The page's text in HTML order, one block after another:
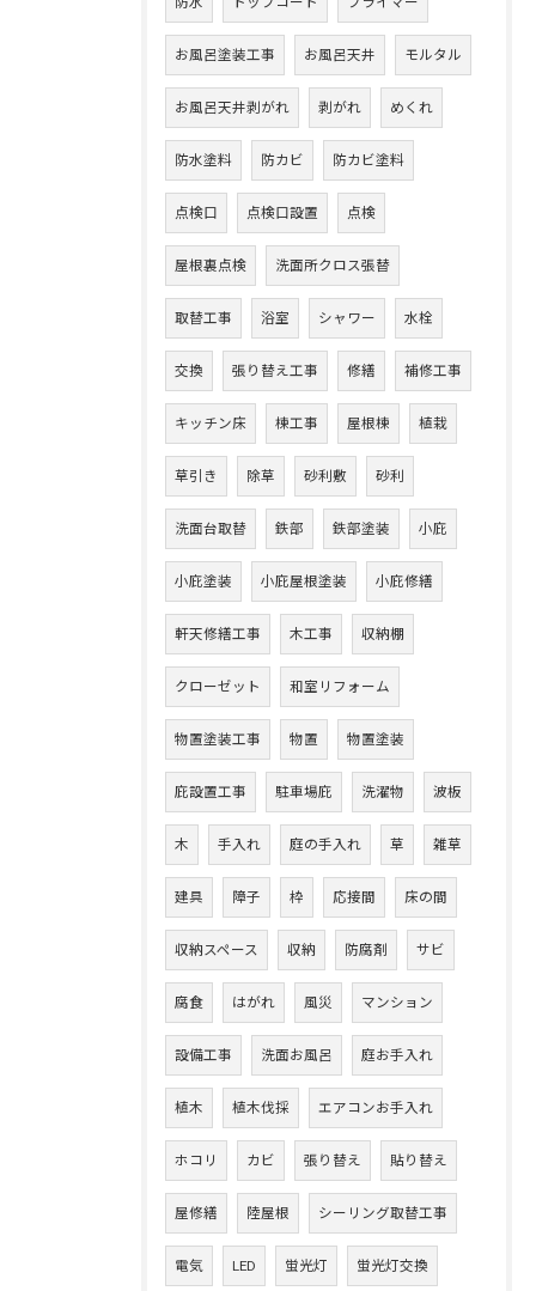
お風呂塗装工事 お風呂天井 モルタル
お風呂天井剥がれ 剥がれ めくれ
防水塗料 防カビ 防カビ塗料
点検口 点検口設置 点検
屋根裏点検 洗面所クロス張替
取替工事 浴室 シャワー 水栓
交換 張り替え工事 修繕 補修工事
キッチン床 棟工事 屋根棟 植栽
草引き 除草 砂利敷 砂利
洗面台取替 鉄部 鉄部塗装 小庇
小庇塗装 小庇屋根塗装 小庇修繕
軒天修繕工事 木工事 収納棚
クローゼット 和室リフォーム
物置塗装工事 物置 物置塗装
庇設置工事 駐車場庇 洗濯物 波板
木 手入れ 庭の手入れ 草 雑草
建具 障子 枠 応接間 床の間
収納スペース 収納 防腐剤 サビ
腐食 はがれ 風災 マンション
設備工事 洗面お風呂 庭お手入れ
植木 植木伐採 エアコンお手入れ
ホコリ カビ 張り替え 貼り替え
屋修繕 陸屋根 シーリング取替工事
電気 LED 蛍光灯 蛍光灯交換